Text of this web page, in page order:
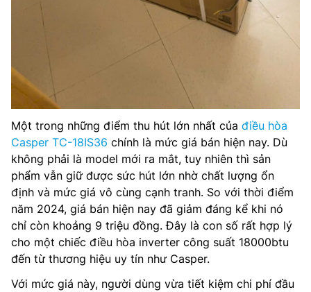
Một trong những điểm thu hút lớn nhất của điều hòa
Casper TC-18IS36 chính là mức giá bán hiện nay. Dù
không phải là model mới ra mắt, tuy nhiên thì sản
phẩm vẫn giữ được sức hút lớn nhờ chất lượng ổn
định và mức giá vô cùng cạnh tranh. So với thời điểm
năm 2024, giá bán hiện nay đã giảm đáng kể khi nó
chỉ còn khoảng 9 triệu đồng. Đây là con số rất hợp lý
cho một chiếc điều hòa inverter công suất 18000btu
đến từ thương hiệu uy tín như Casper.
Với mức giá này, người dùng vừa tiết kiệm chi phí đầu